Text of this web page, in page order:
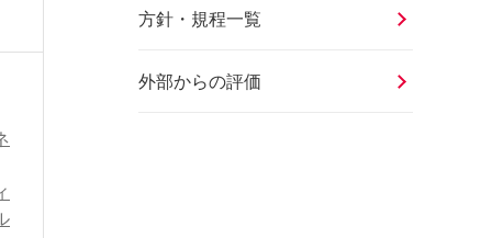
方針・規程一覧
外部からの評価